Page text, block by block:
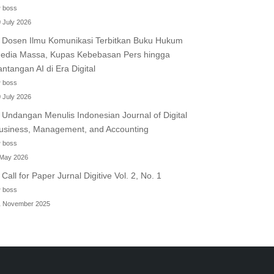
boss
July 2026
Dosen Ilmu Komunikasi Terbitkan Buku Hukum
Massa, Kupas Kebebasan Pers hingga
AI di Era Digital
boss
July 2026
Undangan Menulis Indonesian Journal of Digital
Management, and Accounting
boss
2026
Call for Paper Jurnal Digitive Vol. 2, No. 1
boss
November 2025